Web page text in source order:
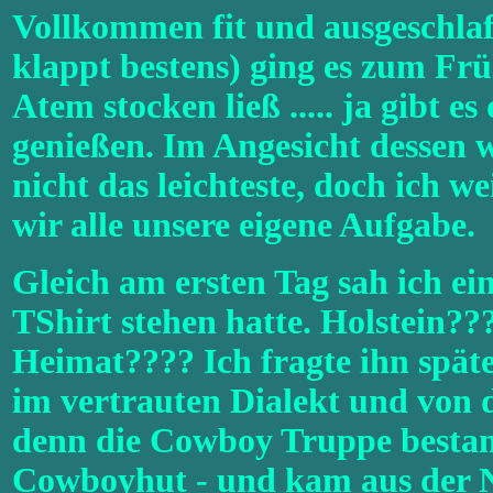
Vollkommen fit und
klappt bestens) ging es zum
Atem stocken ließ ..... ja gibt
genießen. Im Angesicht
nicht das leichteste, doch ich
wir alle unsere eigene Aufgabe.
Gleich am ersten Tag sah ich
TShirt stehen hatte.
Heimat???? Ich fragte ihn
im vertrauten Dialekt und von
denn die Cowboy Truppe
Cowboyhut - und kam aus der